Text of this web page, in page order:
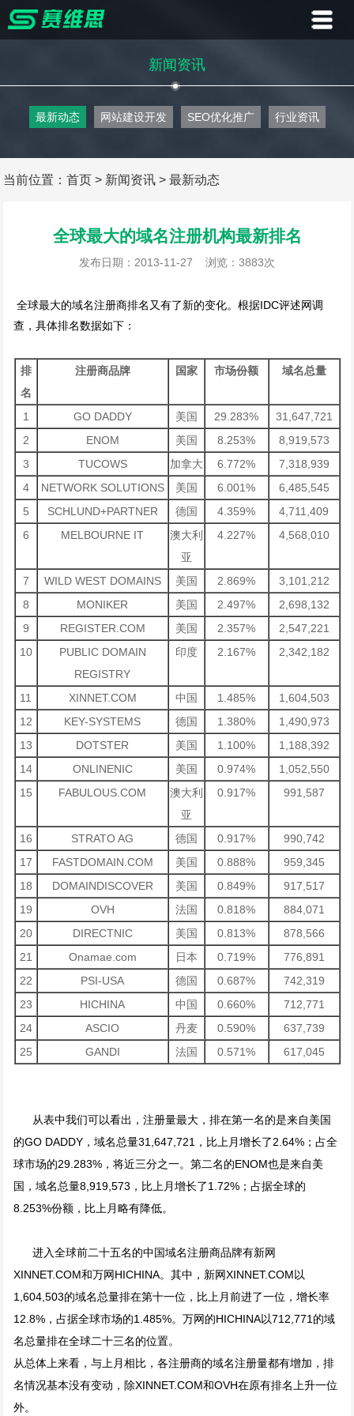
新闻资讯
最新动态 网站建设开发 SEO优化推广 行业资讯
当前位置：首页 > 新闻资讯 >最新动态
全球最大的域名注册机构最新排名
发布日期：2013-11-27 浏览：3883次
全球最大的域名注册商排名又有了新的变化。根据IDC评述网调
查，具体排名数据如下：
排
名
注册商品牌 国家 市场份额 域名总量
1 GO DADDY 美国 29.283%
31,647,721
2
ENOM 美国 8.253%
8,919,573
3
TUCOWS 加拿大 6.772%
7,318,939
4
NETWORK SOLUTIONS 美国 6.001%
6,485,545
5
SCHLUND+PARTNER 德国 4.359%
4,711,409
6
MELBOURNE IT
澳大利
亚
4.227% 4,568,010
7 WILD WEST DOMAINS 美国 2.869%
3,101,212
8
MONIKER 美国 2.497%
2,698,132
9
REGISTER.COM 美国 2.357%
2,547,221
10
PUBLIC DOMAIN
REGISTRY
印度 2.167% 2,342,182
11 XINNET.COM 中国 1.485%
1,604,503
12
KEY-SYSTEMS 德国 1.380%
1,490,973
13
DOTSTER 美国 1.100%
1,188,392
14
ONLINENIC 美国 0.974%
1,052,550
15
FABULOUS.COM
澳大利
亚
0.917% 991,587
16 STRATO AG 德国 0.917%
990,742
17
FASTDOMAIN.COM 美国 0.888%
959,345
18
DOMAINDISCOVER 美国 0.849%
917,517
19
OVH 法国 0.818%
884,071
20
DIRECTNIC 美国 0.813%
878,566
21
Onamae.com 日本 0.719%
776,891
22
PSI-USA 德国 0.687%
742,319
23
HICHINA 中国 0.660%
712,771
24
ASCIO 丹麦 0.590%
637,739
25
GANDI 法国 0.571% 617,045
从表中我们可以看出，注册量最大，排在第一名的是来自美国
的GO DADDY，域名总量31,647,721，比上月增长了2.64%；占全
球市场的29.283%，将近三分之一。第二名的ENOM也是来自美
国，域名总量8,919,573，比上月增长了1.72%；占据全球的
8.253%份额，比上月略有降低。
进入全球前二十五名的中国域名注册商品牌有新网
XINNET.COM和万网HICHINA。其中，新网XINNET.COM以
1,604,503的域名总量排在第十一位，比上月前进了一位，增长率
12.8%，占据全球市场的1.485%。万网的HICHINA以712,771的域
名总量排在全球二十三名的位置。
从总体上来看，与上月相比，各注册商的域名注册量都有增加，排
名情况基本没有变动，除XINNET.COM和OVH在原有排名上升一位
外。